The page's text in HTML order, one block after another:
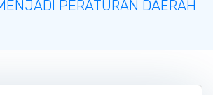
PERATURAN DAERAH